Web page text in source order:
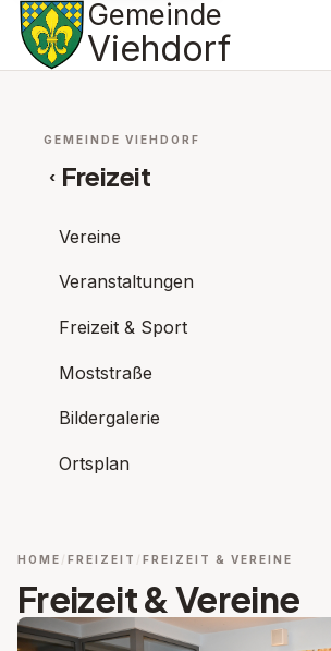
Gemeinde
Viehdorf
GEMEINDE VIEHDORF
‹ Freizeit
Vereine
Veranstaltungen
Freizeit & Sport
Moststraße
Bildergalerie
Ortsplan
HOME FREIZEIT FREIZEIT & VEREINE
Freizeit & Vereine